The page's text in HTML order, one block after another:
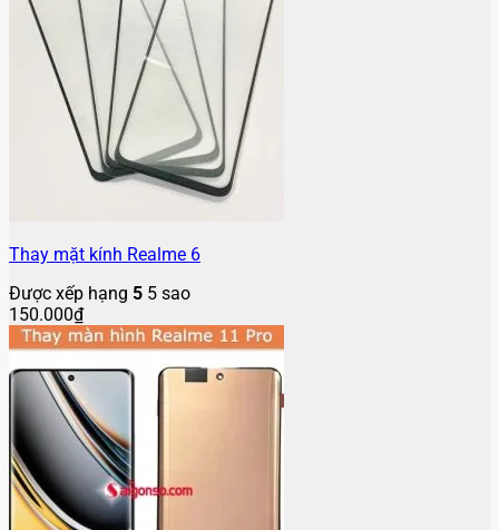
Thay mặt kính Realme 6
Được xếp hạng 5 5 sao
150.000₫